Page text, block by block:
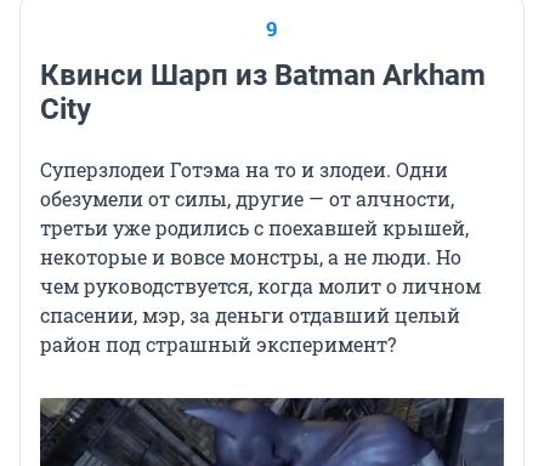
9
Квинси Шарп из Batman Arkham
City
Суперзлодеи Готэма на то и злодеи. Одни
обезумели от силы, другие — от алчности,
третьи уже родились с поехавшей крышей,
некоторые и вовсе монстры, а не люди. Но
чем руководствуется, когда молит о личном
спасении, мэр, за деньги отдавший целый
район под страшный эксперимент?